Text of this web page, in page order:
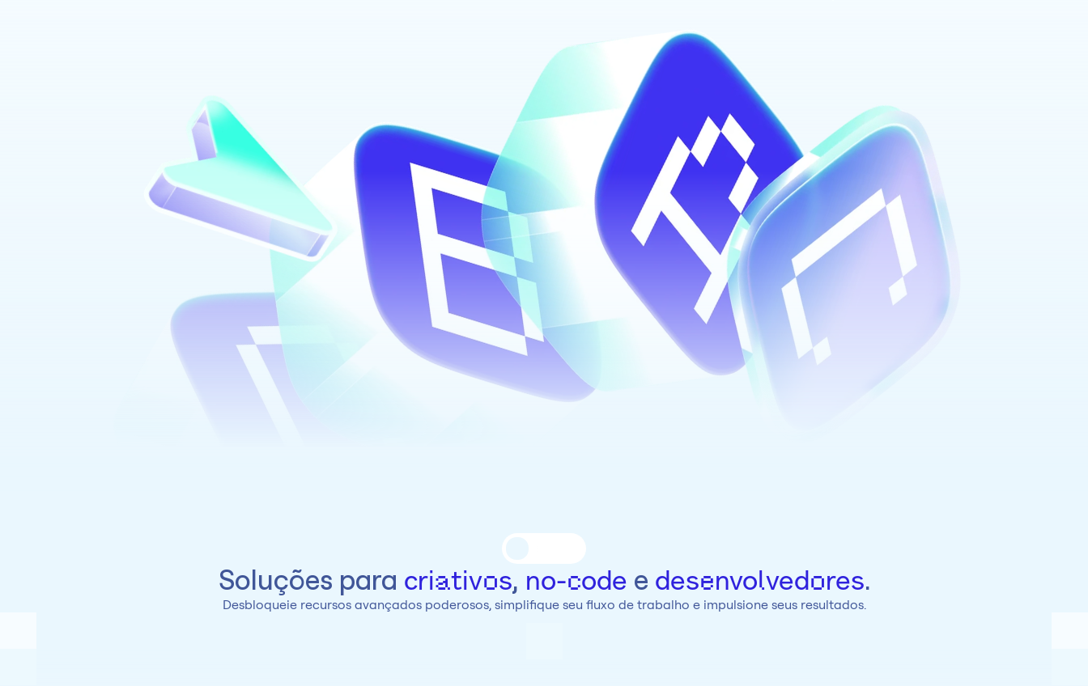
Soluções para criativos, no-code e desenvolvedores.
Desbloqueie recursos avançados poderosos, simplifique seu fluxo de trabalho e impulsione seus resultados.